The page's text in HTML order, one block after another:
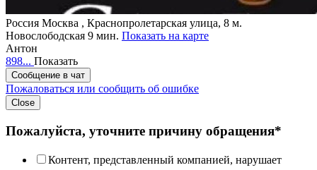
Россия Москва , Краснопролетарская улица, 8 м.
Новослободская 9 мин. Показать на карте
Антон
898... Показать
Сообщение в чат
Пожаловаться или сообщить об ошибке
Close
Пожалуйста, уточните причину обращения*
Контент, представленный компанией, нарушает